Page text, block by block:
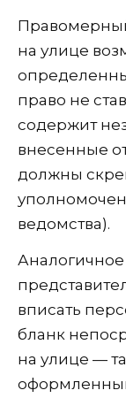
на улице
право не
содержит
внесенные
должны
ведомства).
Аналогичное
вписать
бланк
на улице —